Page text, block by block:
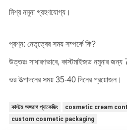
মিশ্র নমুনা গ্রহণযোগ্য।
প্রশ্ন: নেতৃত্বের সময় সম্পর্কে কি?
উত্তরঃ সাধারণভাবে, কাস্টমাইজড নমুনার
ভর উত্পাদনের সময় 35-40 দিনের প্রয়োজন।
কাস্টম অঙ্গরাগ প্যাকেজিং
cosmetic cream
custom cosmetic packaging